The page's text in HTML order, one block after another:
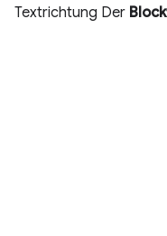
Textrichtung Der